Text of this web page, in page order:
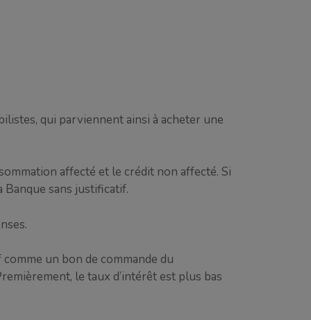
qui parviennent ainsi à acheter une
affecté et le crédit non affecté. Si
sans justificatif.
un bon de commande du
le taux d’intérêt est plus bas